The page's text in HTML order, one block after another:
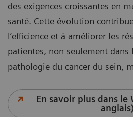
des exigences croissantes en
santé. Cette évolution
l’efficience et à améliorer les
patientes, non seulement dans
pathologie du cancer du sein,
En savoir plus dans le